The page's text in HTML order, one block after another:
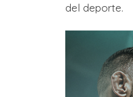
del deporte.